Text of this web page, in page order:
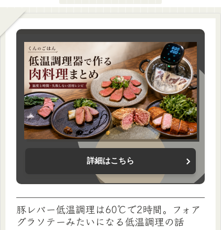
詳細はこちら
豚レバー低温調理は60℃で2時間。フォア
グラソテーみたいになる低温調理の話